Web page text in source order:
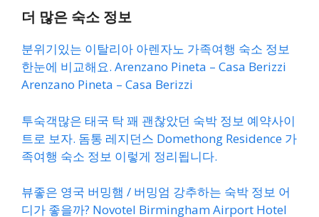
더 많은 숙소 정보
분위기있는 이탈리아 아렌자노 가족여행 숙소 정보
한눈에 비교해요. Arenzano Pineta – Casa Berizzi
Arenzano Pineta – Casa Berizzi
투숙객많은 태국 탁 꽤 괜찮았던 숙박 정보 예약사이
트로 보자. 돔통 레지던스 Domethong Residence 가
족여행 숙소 정보 이렇게 정리됩니다.
뷰좋은 영국 버밍햄 / 버밍엄 강추하는 숙박 정보 어
디가 좋을까? Novotel Birmingham Airport Hotel